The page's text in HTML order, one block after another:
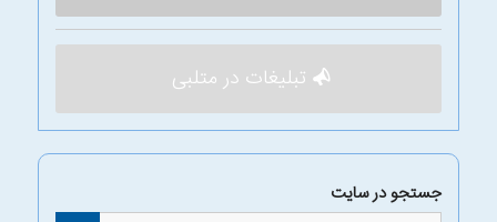
تبلیغات در متلبی
جستجو در سایت